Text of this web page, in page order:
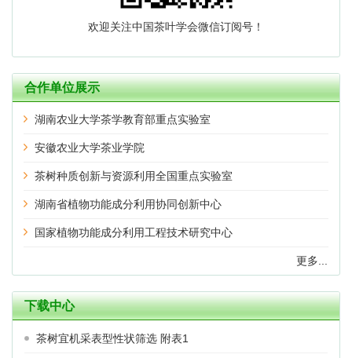
欢迎关注中国茶叶学会微信订阅号！
合作单位展示
湖南农业大学茶学教育部重点实验室
安徽农业大学茶业学院
茶树种质创新与资源利用全国重点实验室
湖南省植物功能成分利用协同创新中心
国家植物功能成分利用工程技术研究中心
更多...
下载中心
茶树宜机采表型性状筛选 附表1